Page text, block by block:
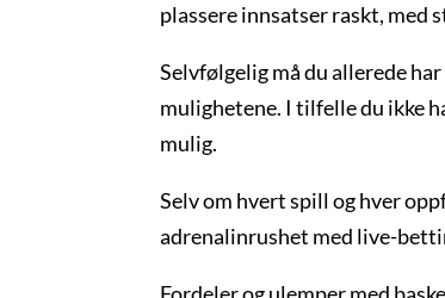
plassere innsatser raskt, med
Selvfølgelig må du allerede
mulighetene. I tilfelle du ikke
mulig.
Selv om hvert spill og hver
adrenalinrushet med live-